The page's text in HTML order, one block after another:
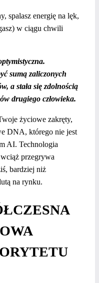
spalasz energię na lęk,
w ciągu chwili
sumą zaliczonych
a stała się zdolnością
drugiego człowieka.
życiowe zakręty,
DNA, którego nie jest
AI. Technologia
przegrywa
bardziej niż
na rynku.